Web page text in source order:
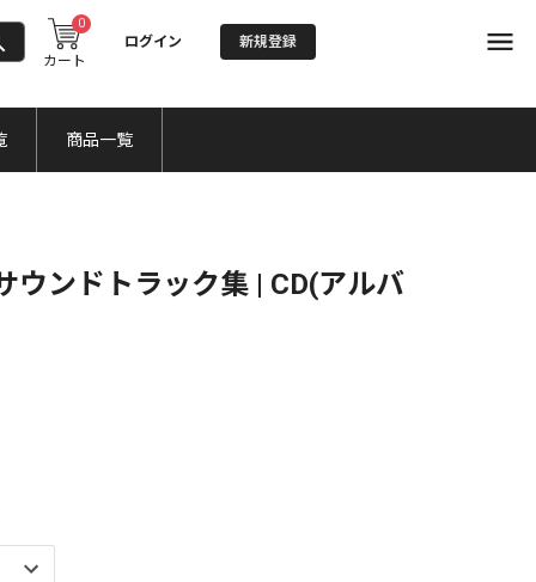
カート
0
ログイン 新規登録
商品一覧
ウンドトラック集 | CD(アルバ